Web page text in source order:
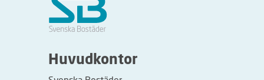
Huvudkontor